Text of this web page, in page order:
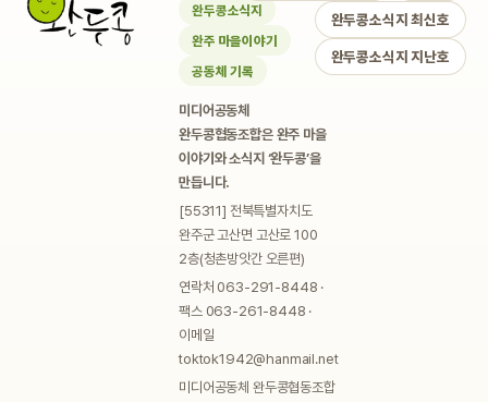
완두콩소식지
완주 마을이야기
공동체 기록
미디어공동체
완두콩협동조합은 완주 마을
이야기와 소식지 ‘완두콩’을
만듭니다.
[55311] 전북특별자치도
완주군 고산면 고산로 100
2층(청촌방앗간 오른편)
연락처 063-291-8448 ·
팩스 063-261-8448 ·
이메일
toktok1942@hanmail.net
미디어공동체 완두콩협동조합
완두콩소식지 최신호
완두콩소식지 지난호